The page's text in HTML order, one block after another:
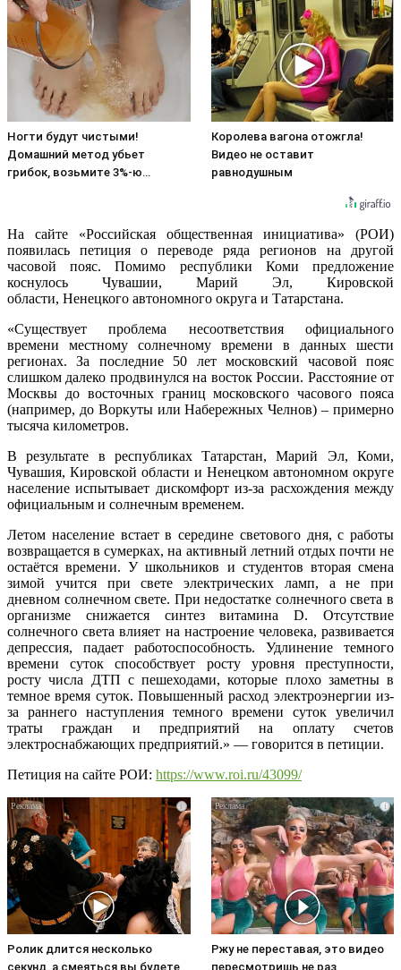
Ногти будут чистыми!
Домашний метод убьет
грибок, возьмите 3%-ю…
Королева вагона отожгла!
Видео не оставит
равнодушным
На сайте «Российская общественная инициатива» (РОИ)
появилась петиция о переводе ряда регионов на другой
часовой пояс. Помимо республики Коми предложение
коснулось Чувашии, Марий Эл, Кировской
области, Ненецкого автономного округа и Татарстана.
«Существует проблема несоответствия официального
времени местному солнечному времени в данных шести
регионах. За последние 50 лет московский часовой пояс
слишком далеко продвинулся на восток России. Расстояние от
Москвы до восточных границ московского часового пояса
(например, до Воркуты или Набережных Челнов) – примерно
тысяча километров.
В результате в республиках Татарстан, Марий Эл, Коми,
Чувашия, Кировской области и Ненецком автономном округе
население испытывает дискомфорт из-за расхождения между
официальным и солнечным временем.
Летом население встает в середине светового дня, с работы
возвращается в сумерках, на активный летний отдых почти не
остаётся времени. У школьников и студентов вторая смена
зимой учится при свете электрических ламп, а не при
дневном солнечном свете. При недостатке солнечного света в
организме снижается синтез витамина D. Отсутствие
солнечного света влияет на настроение человека, развивается
депрессия, падает работоспособность. Удлинение темного
времени суток способствует росту уровня преступности,
росту числа ДТП с пешеходами, которые плохо заметны в
темное время суток. Повышенный расход электроэнергии из-
за раннего наступления темного времени суток увеличил
траты граждан и предприятий на оплату счетов
электроснабжающих предприятий.» — говорится в петиции.
Петиция на сайте РОИ: https://www.roi.ru/43099/
i
Ролик длится несколько
секунд, а смеяться вы будете
i
Ржу не переставая, это видео
пересмотришь не раз